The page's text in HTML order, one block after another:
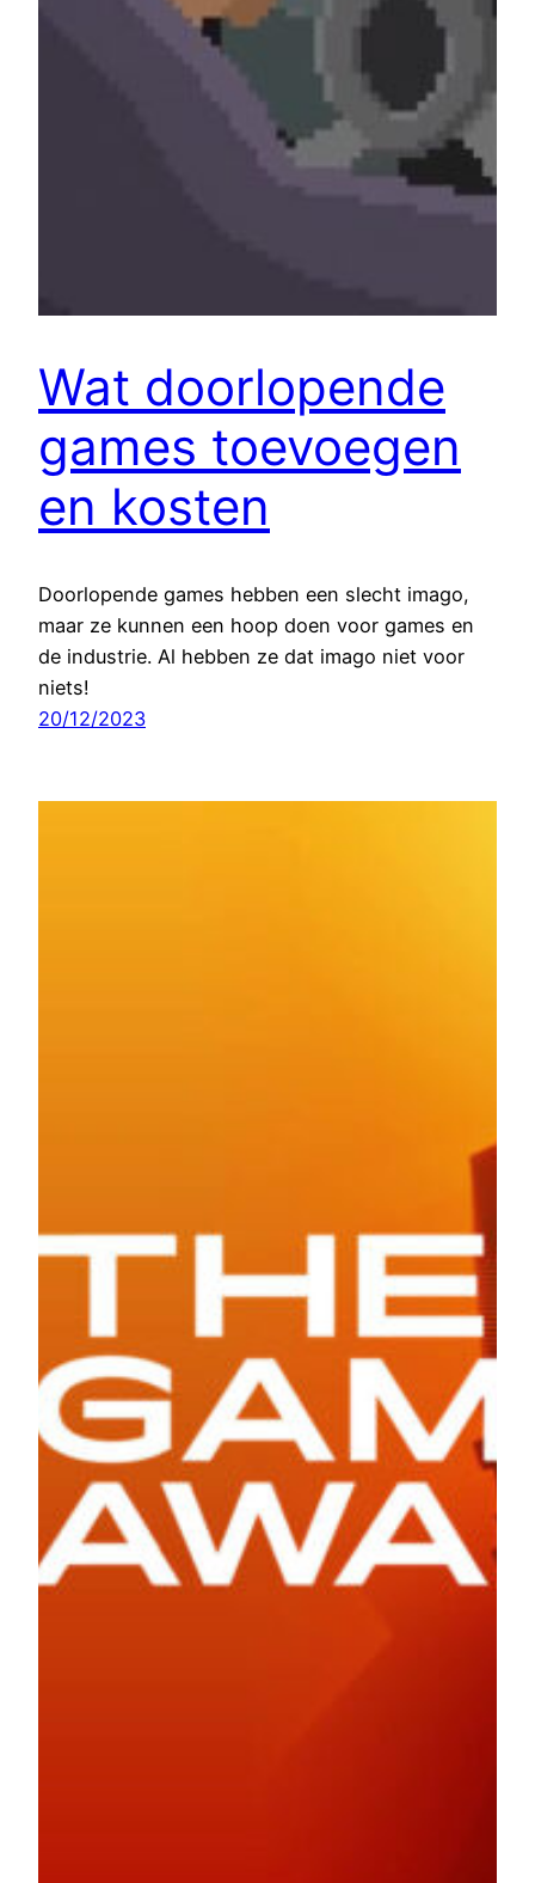
Wat doorlopende
games toevoegen
en kosten
Doorlopende games hebben een slecht imago,
maar ze kunnen een hoop doen voor games en
de industrie. Al hebben ze dat imago niet voor
niets!
20/12/2023